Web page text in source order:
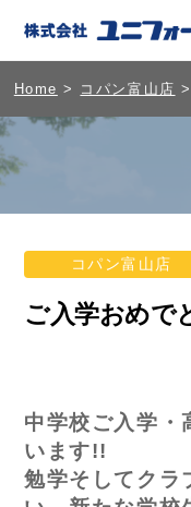
Home > コパン富山店
コパン富山店
ご入学おめで
中学校ご入学・
います!!
勉学そしてクラ